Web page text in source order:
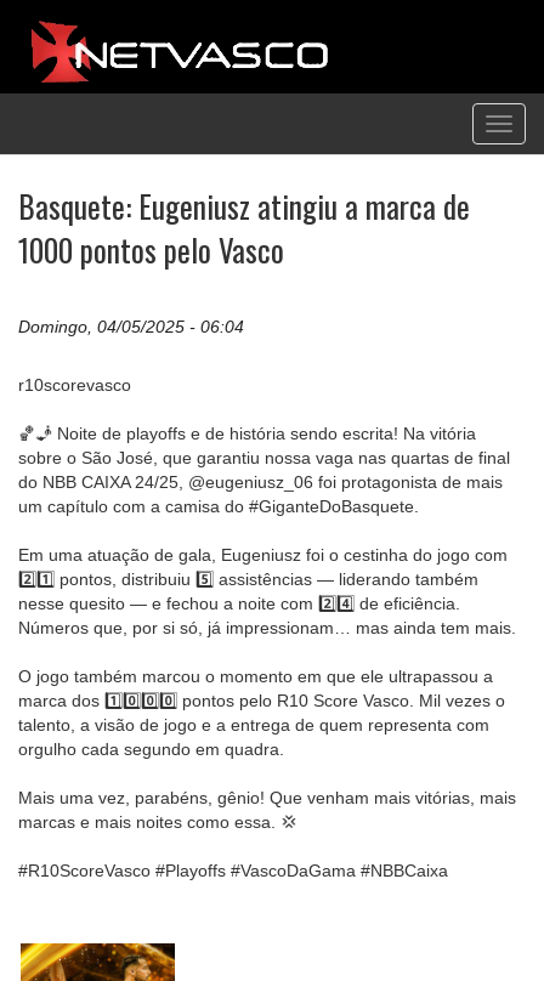
Basquete: Eugeniusz atingiu a marca de
1000 pontos pelo Vasco
Domingo, 04/05/2025 - 06:04
r10scorevasco
🏀🧞 Noite de playoffs e de história sendo escrita! Na vitória
sobre o São José, que garantiu nossa vaga nas quartas de final
do NBB CAIXA 24/25, @eugeniusz_06 foi protagonista de mais
um capítulo com a camisa do #GiganteDoBasquete.
Em uma atuação de gala, Eugeniusz foi o cestinha do jogo com
2️⃣1️⃣ pontos, distribuiu 5️⃣ assistências — liderando também
nesse quesito — e fechou a noite com 2️⃣4️⃣ de eficiência.
Números que, por si só, já impressionam… mas ainda tem mais.
O jogo também marcou o momento em que ele ultrapassou a
marca dos 1️⃣0️⃣0️⃣0️⃣ pontos pelo R10 Score Vasco. Mil vezes o
talento, a visão de jogo e a entrega de quem representa com
orgulho cada segundo em quadra.
Mais uma vez, parabéns, gênio! Que venham mais vitórias, mais
marcas e mais noites como essa. 💢
#R10ScoreVasco #Playoffs #VascoDaGama #NBBCaixa